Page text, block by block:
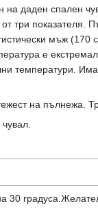
даден спален
три
мъж
е
температури.
на
30